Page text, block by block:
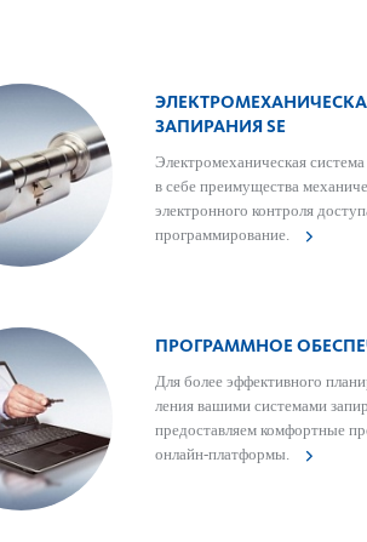
ЗАПИРАНИЯ SE
Электромеханическая
в себе преимущества
электронного контроля
программирование.
ПРОГРАММНОЕ
Для более эффективного
ления вашими сис­темами
предос­тавляем комфортные
онлайн-платформы.